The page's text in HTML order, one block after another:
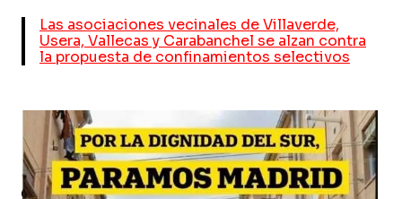
Las asociaciones vecinales de Villaverde,
Usera, Vallecas y Carabanchel se alzan contra
la propuesta de confinamientos selectivos